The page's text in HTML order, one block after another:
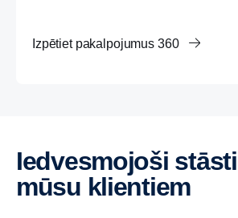
Izpētiet pakalpojumus 360
Iedvesmojoši stāsti no
mūsu klientiem